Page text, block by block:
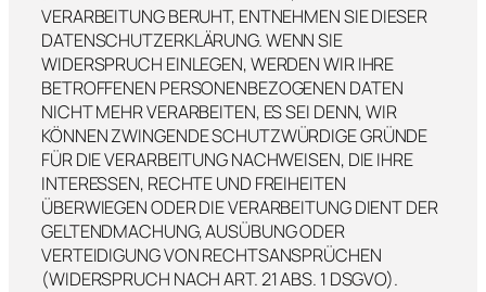
VERARBEITUNG BERUHT, ENTNEHMEN SIE DIESER
DATENSCHUTZERKLÄRUNG. WENN SIE
WIDERSPRUCH EINLEGEN, WERDEN WIR IHRE
BETROFFENEN PERSONENBEZOGENEN DATEN
NICHT MEHR VERARBEITEN, ES SEI DENN, WIR
KÖNNEN ZWINGENDE SCHUTZWÜRDIGE GRÜNDE
FÜR DIE VERARBEITUNG NACHWEISEN, DIE IHRE
INTERESSEN, RECHTE UND FREIHEITEN
ÜBERWIEGEN ODER DIE VERARBEITUNG DIENT DER
GELTENDMACHUNG, AUSÜBUNG ODER
VERTEIDIGUNG VON RECHTSANSPRÜCHEN
(WIDERSPRUCH NACH ART. 21 ABS. 1 DSGVO).